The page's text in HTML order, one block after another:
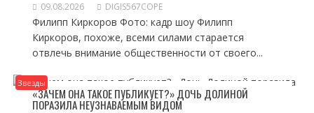
09.08.2026 DIGIS567COPE
Филипп Киркоров Фото: кадр шоу Филипп
Киркоров, похоже, всеми силами старается
отвлечь внимание общественности от своего...
Звезды
«ЗАЧЕМ ОНА ТАКОЕ ПУБЛИКУЕТ?» ДОЧЬ ДОЛИНОЙ
ПОРАЗИЛА НЕУЗНАВАЕМЫМ ВИДОМ